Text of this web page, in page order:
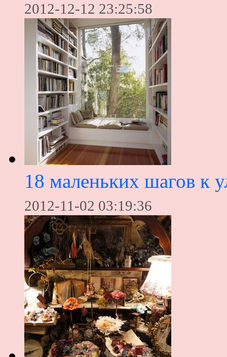
2012-12-12 23:25:58
18 маленьких шагов к
2012-11-02 03:19:36